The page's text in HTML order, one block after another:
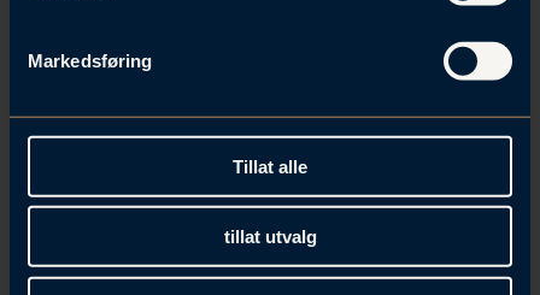
Markedsføring
Tillat alle
tillat utvalg